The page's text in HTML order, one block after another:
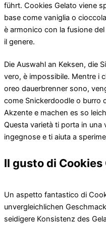
führt. Cookies Gelato viene
base come vaniglia o
è armonico con la fusione
il genere.
Die Auswahl an Keksen, die
vero, è impossibile. Mentre i
oreo dauerbrenner sono,
come Snickerdoodle o burro
Akzente e machen es so
Questa varietà ti porta in
ingegnose e ti aiuta a
Il gusto di Cookies
Un aspetto fantastico di
unvergleichlichen
seidigere Konsistenz des